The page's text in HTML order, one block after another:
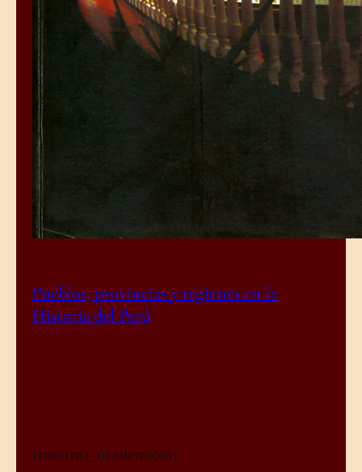
Pueblos, provincias y regiones en la
Historia del Perú
[mostrar_academicos]